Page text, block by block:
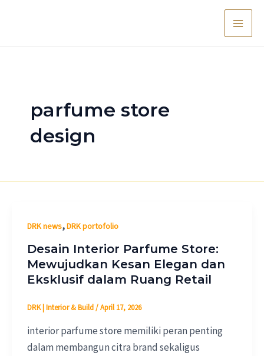
Main
parfume store
design
DRK news,DRK portofolio
Desain Interior Parfume Store:
Mewujudkan Kesan Elegan dan
Eksklusif dalam Ruang Retail
DRK | Interior & Build/April 17, 2026
interior parfume store memiliki peran penting
dalam membangun citra brand sekaligus